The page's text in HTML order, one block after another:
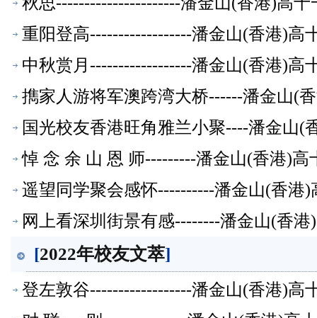
重阳登高------------------潘金山(香港)高
中秋赏月------------------潘金山(香港)高
擕家人游将军澳跨湾大桥------潘金山(
国光校友香港旺角雅兰小聚----潘金山(
悼 念 余 山 恩 师---------潘金山(香港)高
遥望同学聚会感怀----------潘金山(香港
网上看深圳街景有感--------潘金山(香
[2022年校友文萃]
登左敦谷------------------潘金山(香港)高